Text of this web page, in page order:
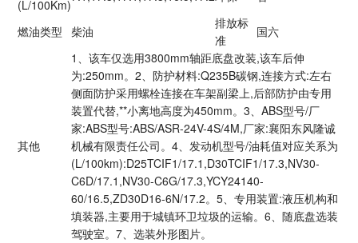
(L/100Km)
燃油类型 柴油
排放标
准
国六
其他
1、该车仅选用3800mm轴距底盘改装,该车后伸
为:250mm。2、防护材料:Q235B碳钢,连接方式:左右
侧面防护采用螺栓连接在车架副梁上,后部防护由专用
装置代替,**小离地高度为450mm。3、ABS型号/厂
家:ABS型号:ABS/ASR-24V-4S/4M,厂家:襄阳东风隆诚
机械有限责任公司。4、发动机型号/油耗值对应关系为
(L/100km):D25TCIF1/17.1,D30TCIF1/17.3,NV30-
C6D/17.1,NV30-C6G/17.3,YCY24140-
60/16.5,ZD30D16-6N/17.2。5、专用装置:液压机构和
填装器,主要用于城镇环卫垃圾的运输。6、随底盘选装
驾驶室。7、选装外形图片。